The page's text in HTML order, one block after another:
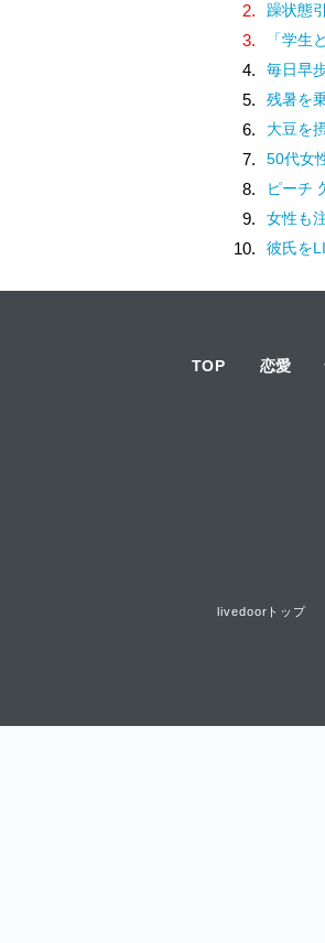
2. 躁状態
3. 「学生
4. 毎日早
5. 残暑を
6. 大豆を
7. 50代女
8. ピーチ
9. 女性も
10. 彼氏を
TOP 恋愛
livedoorトップ